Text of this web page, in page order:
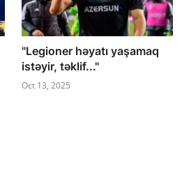
"Legioner həyatı yaşamaq
istəyir, təklif..."
Oct 13, 2025